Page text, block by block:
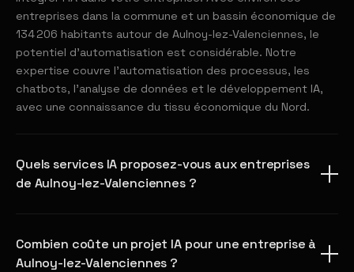
entreprises dans la commune et un bassin économique de
134 206 habitants autour de Aulnoy-lez-Valenciennes, le
potentiel d'automatisation est considérable. Notre
expertise couvre l'automatisation des processus, les
chatbots, l'analyse de données et le développement IA,
avec une connaissance du tissu économique du Nord.
Quels services IA proposez-vous aux entreprises
de Aulnoy-lez-Valenciennes ?
Combien coûte un projet IA pour une entreprise à
Aulnoy-lez-Valenciennes ?